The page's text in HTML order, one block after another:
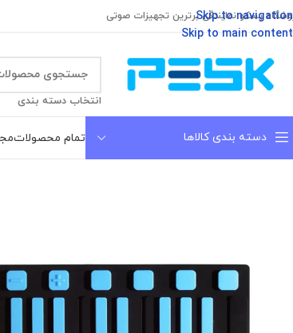
Skip to navigation
Skip to main content
پسکو نمایندگی برترین تجهیزات صوتی
انتخاب دسته بندی
دسته بندی کالاها تمام محصولات